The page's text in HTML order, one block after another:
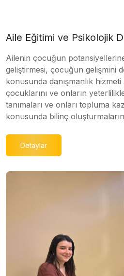
Aile Eğitimi ve Psikolojik
Ailenin çocuğun
geliştirmesi, çocuğun gelişmini
konusunda danışmanlık
çocuklarını ve onların
tanımaları ve onları topluma
konusunda bilinç
Detaylar